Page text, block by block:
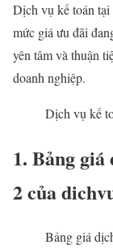
Dịch vụ kế toán
mức giá ưu đãi
yên tâm và thuận
doanh nghiệp.
Dịch vụ kế
1. Bảng
2 của
Bảng giá